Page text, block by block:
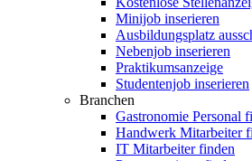
Minijob inserieren
Ausbildungsplatz
Nebenjob inserieren
Praktikumsanzeige
Studentenjob inserieren
Branchen
Gastronomie Personal
Handwerk Mitarbeiter
IT Mitarbeiter finden